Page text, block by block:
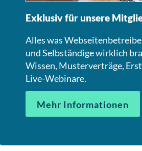
Exklusiv für unsere
Alles was
und Selbständige wirklich
Wissen, Musterverträge,
Live-Webinare.
Mehr Informationen